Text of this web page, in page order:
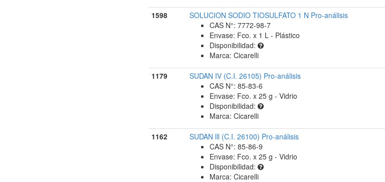
1598
SOLUCION SODIO TIOSULFATO 1 N Pro-análisis
CAS N°: 7772-98-7
Envase: Fco. x 1 L - Plástico
Disponibilidad:
Marca: Cicarelli
1179
SUDAN IV (C.I. 26105) Pro-análisis
CAS N°: 85-83-6
Envase: Fco. x 25 g - Vidrio
Disponibilidad:
Marca: Cicarelli
1162
SUDAN lll (C.I. 26100) Pro-análisis
CAS N°: 85-86-9
Envase: Fco. x 25 g - Vidrio
Disponibilidad:
Marca: Cicarelli